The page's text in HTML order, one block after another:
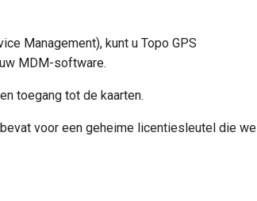
Management), kunt u Topo GPS
MDM-software.
toegang tot de kaarten.
voor een geheime licentiesleutel die we